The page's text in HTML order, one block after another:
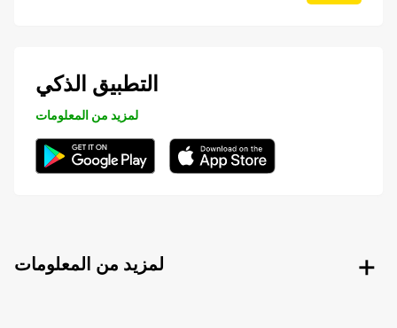
التطبيق الذكي
لمزيد من المعلومات
لمزيد من المعلومات